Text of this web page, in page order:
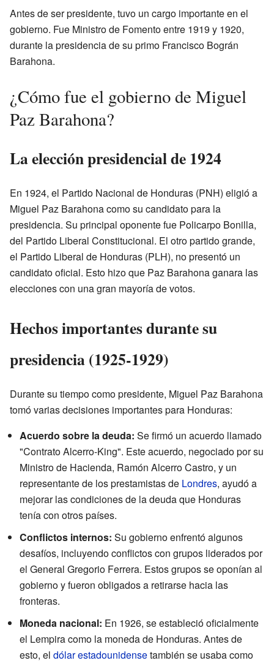
Antes de ser presidente, tuvo un cargo importante en el
gobierno. Fue Ministro de Fomento entre 1919 y 1920,
durante la presidencia de su primo Francisco Bográn
Barahona.
¿Cómo fue el gobierno de Miguel
Paz Barahona?
La elección presidencial de 1924
En 1924, el Partido Nacional de Honduras (PNH) eligió a
Miguel Paz Barahona como su candidato para la
presidencia. Su principal oponente fue Policarpo Bonilla,
del Partido Liberal Constitucional. El otro partido grande,
el Partido Liberal de Honduras (PLH), no presentó un
candidato oficial. Esto hizo que Paz Barahona ganara las
elecciones con una gran mayoría de votos.
Hechos importantes durante su
presidencia (1925-1929)
Durante su tiempo como presidente, Miguel Paz Barahona
tomó varias decisiones importantes para Honduras:
Acuerdo sobre la deuda: Se firmó un acuerdo llamado
"Contrato Alcerro-King". Este acuerdo, negociado por su
Ministro de Hacienda, Ramón Alcerro Castro, y un
representante de los prestamistas de Londres, ayudó a
mejorar las condiciones de la deuda que Honduras
tenía con otros países.
Conflictos internos: Su gobierno enfrentó algunos
desafíos, incluyendo conflictos con grupos liderados por
el General Gregorio Ferrera. Estos grupos se oponían al
gobierno y fueron obligados a retirarse hacia las
fronteras.
Moneda nacional: En 1926, se estableció oficialmente
el Lempira como la moneda de Honduras. Antes de
esto, el dólarestadounidensetambién se usaba como